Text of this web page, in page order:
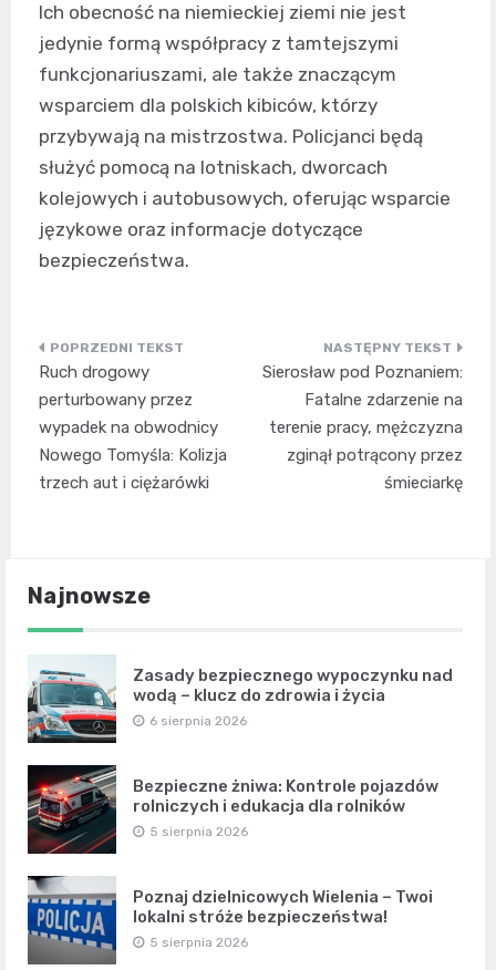
Ich obecność na niemieckiej ziemi nie jest
jedynie formą współpracy z tamtejszymi
funkcjonariuszami, ale także znaczącym
wsparciem dla polskich kibiców, którzy
przybywają na mistrzostwa. Policjanci będą
służyć pomocą na lotniskach, dworcach
kolejowych i autobusowych, oferując wsparcie
językowe oraz informacje dotyczące
bezpieczeństwa.
Nawigacja
wpisu
Ruch drogowy
perturbowany przez
wypadek na obwodnicy
Nowego Tomyśla: Kolizja
trzech aut i ciężarówki
Sierosław pod Poznaniem:
Fatalne zdarzenie na
terenie pracy, mężczyzna
zginął potrącony przez
śmieciarkę
Najnowsze
Zasady bezpiecznego wypoczynku nad
wodą – klucz do zdrowia i życia
6 sierpnia 2026
Bezpieczne żniwa: Kontrole pojazdów
rolniczych i edukacja dla rolników
5 sierpnia 2026
Poznaj dzielnicowych Wielenia – Twoi
lokalni stróże bezpieczeństwa!
5 sierpnia 2026